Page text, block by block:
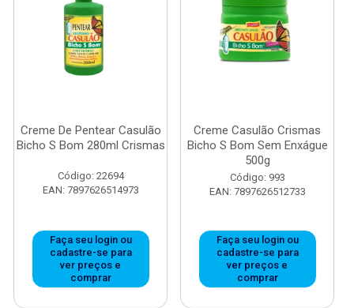
Creme De Pentear Casulão
Bicho S Bom 280ml Crismas
Código: 22694
EAN: 7897626514973
Faça seu login ou
cadastre-se para
ver preços e
comprar
Creme Casulão Crismas
Bicho S Bom Sem Enxágue
500g
Código: 993
EAN: 7897626512733
Faça seu login ou
cadastre-se para
ver preços e
comprar